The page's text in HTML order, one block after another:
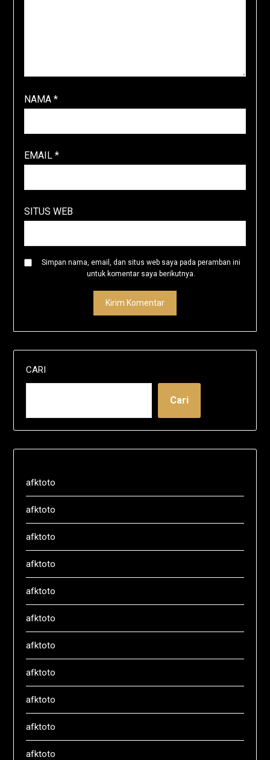
NAMA *
EMAIL *
SITUS WEB
Simpan nama, email, dan situs web saya pada peramban ini
untuk komentar saya berikutnya.
CARI
Cari
afktoto
afktoto
afktoto
afktoto
afktoto
afktoto
afktoto
afktoto
afktoto
afktoto
afktoto